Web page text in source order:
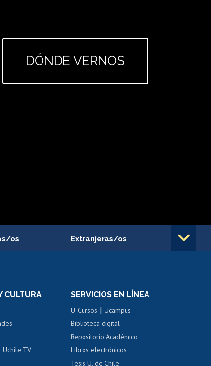
DÓNDE VERNOS
os
interna
uchile
Extranjeras/os
Movilidad Estudiantil
Cursos de español
CULTURA
Uchile TV
SERVICIOS EN LÍNEA
U-Cursos |Ucampus
Biblioteca digital
Repositorio Académico
Libros electrónicos
Tesis U. de Chile